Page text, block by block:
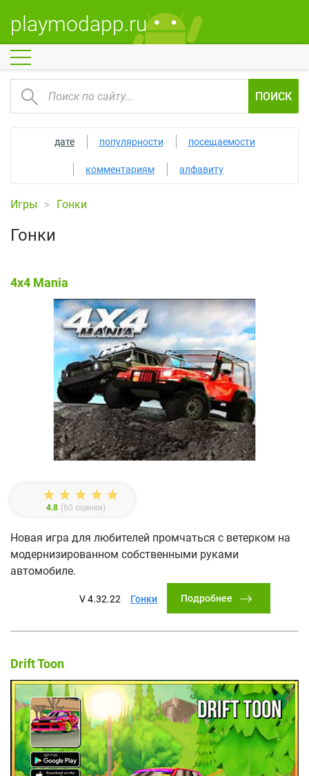
playmodapp.ru
ПОИСК
дате популярности посещаемости
комментариям алфавиту
Игры Гонки
Гонки
4x4 Mania
4.8 (60 оценки)
Новая игра для любителей промчаться с ветерком на
модернизированном собственными руками
автомобиле.
V 4.32.22 Гонки Подробнее
Drift Toon